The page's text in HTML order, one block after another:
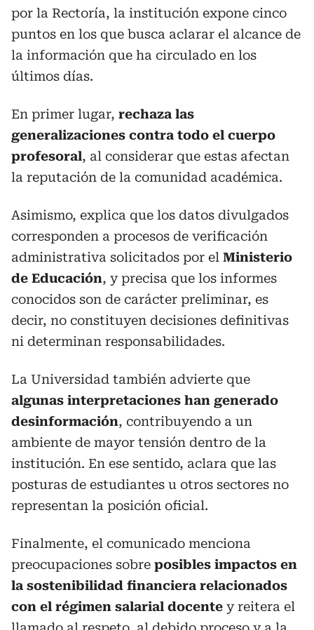
por la Rectoría, la institución expone cinco
puntos en los que busca aclarar el alcance de
la información que ha circulado en los
últimos días.
En primer lugar, rechaza las
generalizaciones contra todo el cuerpo
profesoral, al considerar que estas afectan
la reputación de la comunidad académica.
Asimismo, explica que los datos divulgados
corresponden a procesos de verificación
administrativa solicitados por el Ministerio
de Educación, y precisa que los informes
conocidos son de carácter preliminar, es
decir, no constituyen decisiones definitivas
ni determinan responsabilidades.
La Universidad también advierte que
algunas interpretaciones han generado
desinformación, contribuyendo a un
ambiente de mayor tensión dentro de la
institución. En ese sentido, aclara que las
posturas de estudiantes u otros sectores no
representan la posición oficial.
Finalmente, el comunicado menciona
preocupaciones sobre posibles impactos en
la sostenibilidad financiera relacionados
con el régimen salarial docente y reitera el